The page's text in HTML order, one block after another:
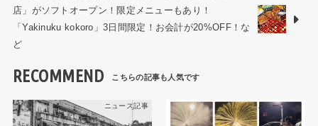
店」がソフトオープン！限定メニューもあり！
「Yakinuku kokoro」3日間限定！お会計が20%OFF！な
ど
RECOMMEND
ニュース記事 ニュース記事